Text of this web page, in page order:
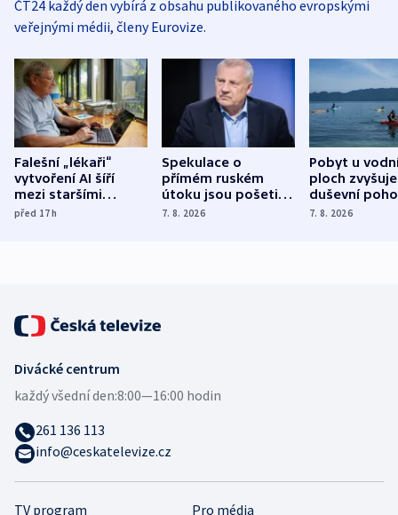
ČT24 každý den vybírá z obsahu publikovaného evropskými
veřejnými médii, členy Eurovize.
Falešní „lékaři“
vytvoření AI šíří
mezi staršími
Poláky nebezpečné
před 17h
Spekulace o
přímém ruském
útoku jsou pošetilé,
míní estonský
7. 8. 2026
Pobyt u
ploch zvyšuje
duševní
ukázala
7. 8. 2026
TV program Pro média
Divácké centrum
každý všední den:8:00—16:00 hodin
261 136 113
info@ceskatelevize.cz